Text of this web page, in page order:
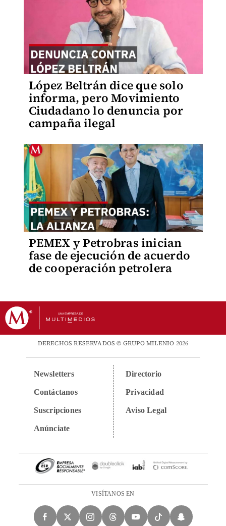
López Beltrán dice que solo
informa, pero Movimiento
Ciudadano lo denuncia por
campaña ilegal
PEMEX y Petrobras inician
fase de ejecución de acuerdo
de cooperación petrolera
DERECHOS RESERVADOS © GRUPO MILENIO 2026
Newsletters
Contáctanos
Suscripciones
Anúnciate
Directorio
Privacidad
Aviso Legal
VISÍTANOS EN